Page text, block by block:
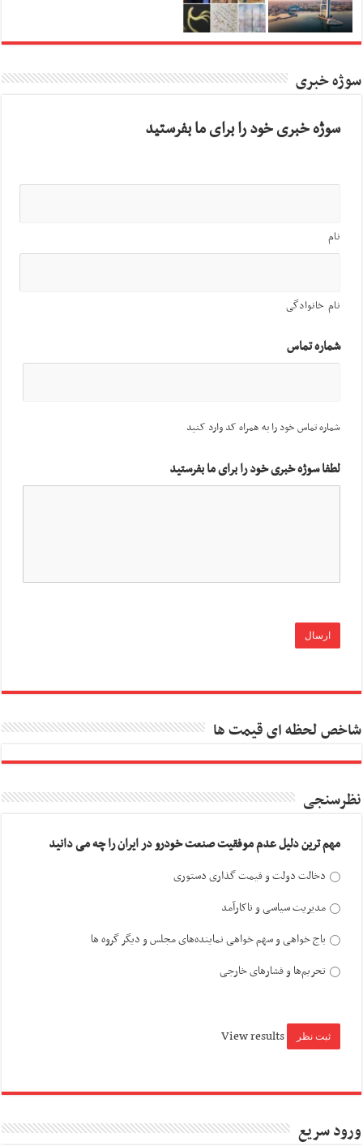
سوژه خبری
سوژه خبری خود را برای ما بفرستید
نام
نام خانوادگی
شماره تماس
شماره تماس خود را به همراه کد وارد کنید
لطفا سوژه خبری خود را برای ما بفرستید
شاخص لحظه ای قیمت ها
نظرسنجی
مهم ترین دلیل عدم موفقیت صنعت خودرو در ایران را چه می دانید
دخالت دولت و قیمت گذاری دستوری
مدیریت سیاسی و ناکارآمد
باج خواهی و سهم خواهی نماینده‌های مجلس و دیگر گروه ها
تحریم‌ها و فشارهای خارجی
View results
ورود سریع